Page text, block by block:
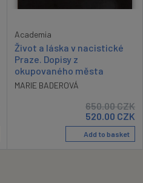
Academia
Život a láska v nacistické
Praze. Dopisy z
okupovaného města
MARIE BADEROVÁ
650.00CZK
520.00 CZK
Add to basket